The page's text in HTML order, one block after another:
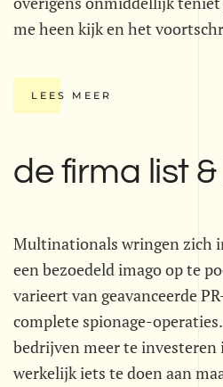
me heen kijk en het
LEES MEER
de firma list
Multinationals wringen zich
een bezoedeld imago op te
varieert van geavanceerde
complete spionage-
bedrijven meer te investeren
werkelijk iets te doen aan